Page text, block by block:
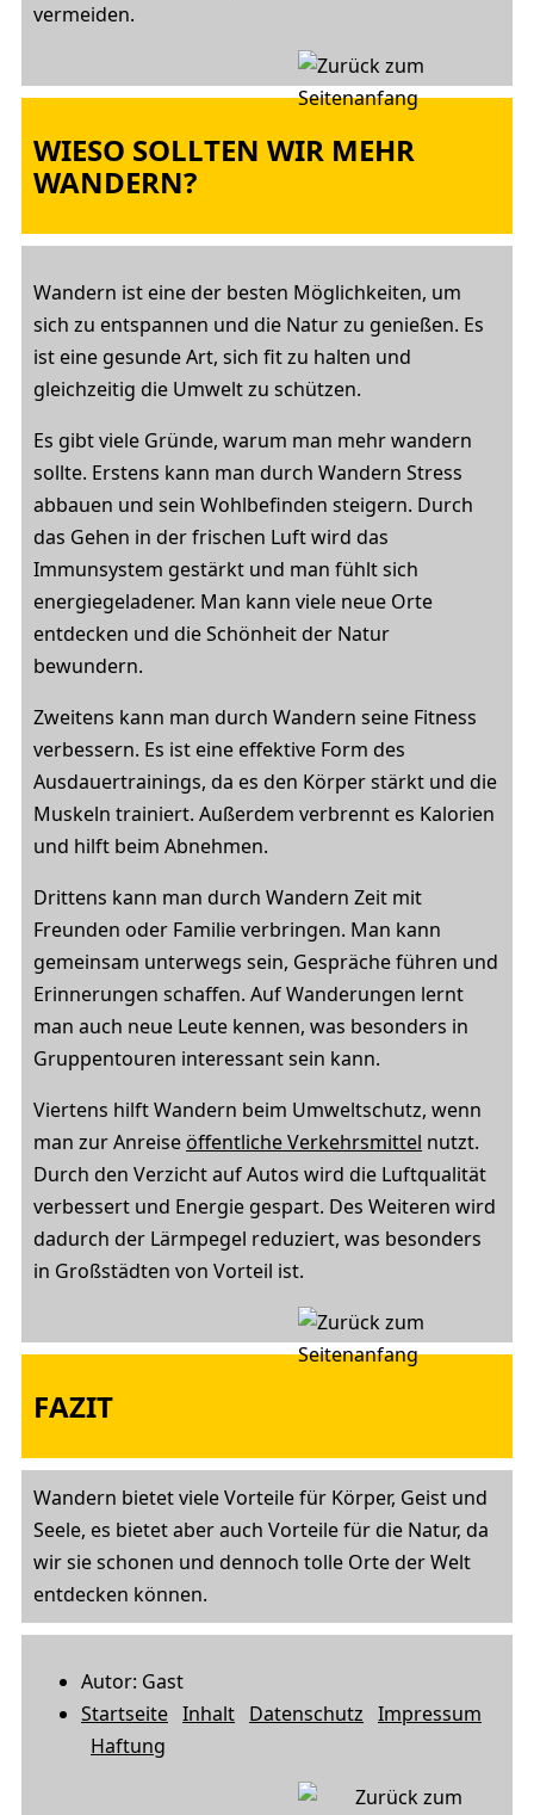
vermeiden.
WIESO SOLLTEN WIR MEHR
WANDERN?
Wandern ist eine der besten Möglichkeiten, um
sich zu entspannen und die Natur zu genießen. Es
ist eine gesunde Art, sich fit zu halten und
gleichzeitig die Umwelt zu schützen.
Es gibt viele Gründe, warum man mehr wandern
sollte. Erstens kann man durch Wandern Stress
abbauen und sein Wohlbefinden steigern. Durch
das Gehen in der frischen Luft wird das
Immunsystem gestärkt und man fühlt sich
energiegeladener. Man kann viele neue Orte
entdecken und die Schönheit der Natur
bewundern.
Zweitens kann man durch Wandern seine Fitness
verbessern. Es ist eine effektive Form des
Ausdauertrainings, da es den Körper stärkt und die
Muskeln trainiert. Außerdem verbrennt es Kalorien
und hilft beim Abnehmen.
Drittens kann man durch Wandern Zeit mit
Freunden oder Familie verbringen. Man kann
gemeinsam unterwegs sein, Gespräche führen und
Erinnerungen schaffen. Auf Wanderungen lernt
man auch neue Leute kennen, was besonders in
Gruppentouren interessant sein kann.
Viertens hilft Wandern beim Umweltschutz, wenn
man zur Anreise öffentliche Verkehrsmittel nutzt.
Durch den Verzicht auf Autos wird die Luftqualität
verbessert und Energie gespart. Des Weiteren wird
dadurch der Lärmpegel reduziert, was besonders
in Großstädten von Vorteil ist.
FAZIT
Wandern bietet viele Vorteile für Körper, Geist und
Seele, es bietet aber auch Vorteile für die Natur, da
wir sie schonen und dennoch tolle Orte der Welt
entdecken können.
Autor: Gast
Startseite Inhalt Datenschutz Impressum
Haftung